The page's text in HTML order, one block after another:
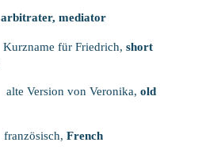
arbitrater, mediator
Kurzname für Friedrich, short
alte Version von Veronika, old
französisch, French